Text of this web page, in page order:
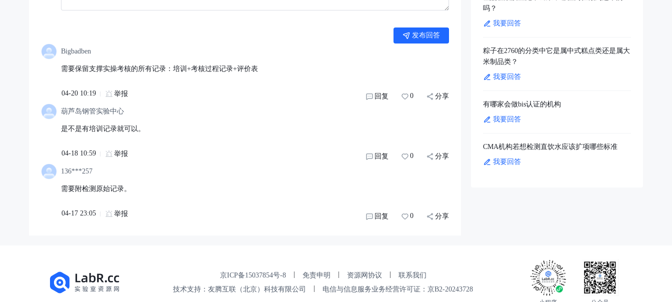
发布回答
Bigbadben
需要保留支撑实操考核的所有记录：培训+考核过程记录+评价表
04-20 10:19 举报 回复 0
分享
葫芦岛钢管实验中心
是不是有培训记录就可以。
04-18 10:59 举报 回复 0
分享
136***257
需要附检测原始记录。
04-17 23:05 举报 回复 0 分享
吗？
我要回答
粽子在2760的分类中它是属中式糕点类还是属大
米制品类？
我要回答
有哪家会做bis认证的机构
我要回答
CMA机构若想检测直饮水应该扩项哪些标准
我要回答
京ICP备15037854号-8 免责申明 资源网协议
联系我们
技术支持：友腾互联（北京）科技有限公司
电信与信息服务业务经营许可证：京B2-20243728